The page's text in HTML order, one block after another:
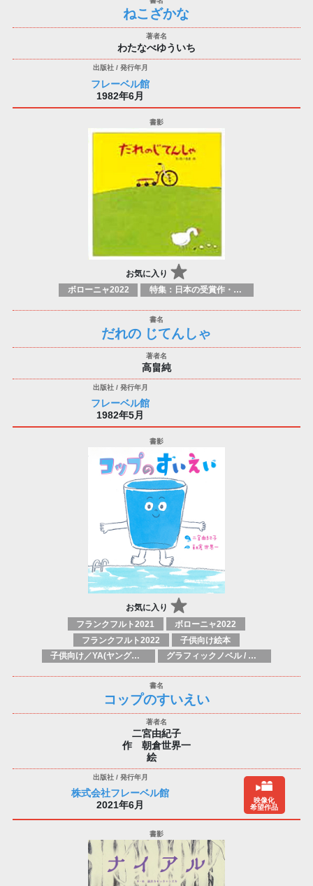
ねこざかな
わたなべゆういち
フレーベル館
1982年6月
お気に入り
ボローニャ2022 特集：日本の受賞作・ノミネート作品特集
だれの じてんしゃ
高畠純
フレーベル館
1982年5月
お気に入り
フランクフルト2021
ボローニャ2022
フランクフルト2022
子供向け絵本
子供向け／YA(ヤングアダルト)向け一般：芸術&芸術家
グラフィックノベル / コミックブック / 漫画：スタイル / 伝統
コップのすいえい
二宮由紀子
作 朝倉世界一
絵
株式会社フレーベル館
2021年6月
映像化
希望作品